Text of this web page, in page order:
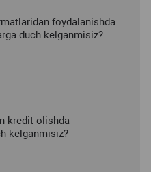
foydalanishda
duch kelganmisiz?
kredit olishda
kelganmisiz?